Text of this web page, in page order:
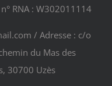
RNA : W302011114
/ Adresse : c/o
du Mas des
30700 Uzès